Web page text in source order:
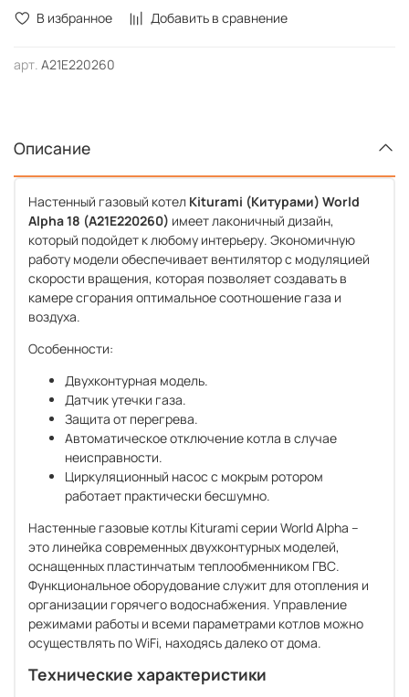
В избранное Добавить в сравнение
арт. A21E220260
Описание
Настенный газовый котел Kiturami (Китурами) World
Alpha 18 (A21E220260) имеет лаконичный дизайн,
который подойдет к любому интерьеру. Экономичную
работу модели обеспечивает вентилятор с модуляцией
скорости вращения, которая позволяет создавать в
камере сгорания оптимальное соотношение газа и
воздуха.
Особенности:
Двухконтурная модель.
Датчик утечки газа.
Защита от перегрева.
Автоматическое отключение котла в случае
неисправности.
Циркуляционный насос с мокрым ротором
работает практически бесшумно.
Настенные газовые котлы Kiturami серии World Alpha –
это линейка современных двухконтурных моделей,
оснащенных пластинчатым теплообменником ГВС.
Функциональное оборудование служит для отопления и
организации горячего водоснабжения. Управление
режимами работы и всеми параметрами котлов можно
осуществлять по WiFi, находясь далеко от дома.
Технические характеристики